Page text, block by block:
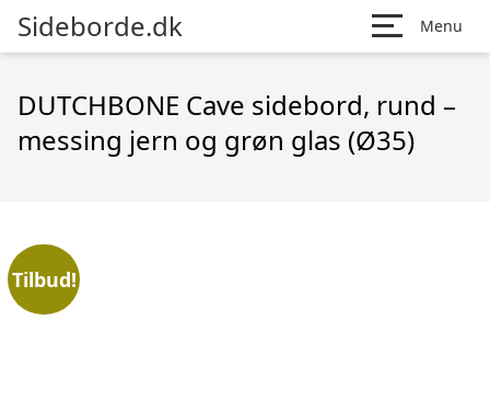
Sideborde.dk Menu
DUTCHBONE Cave sidebord, rund –
messing jern og grøn glas (Ø35)
Tilbud!